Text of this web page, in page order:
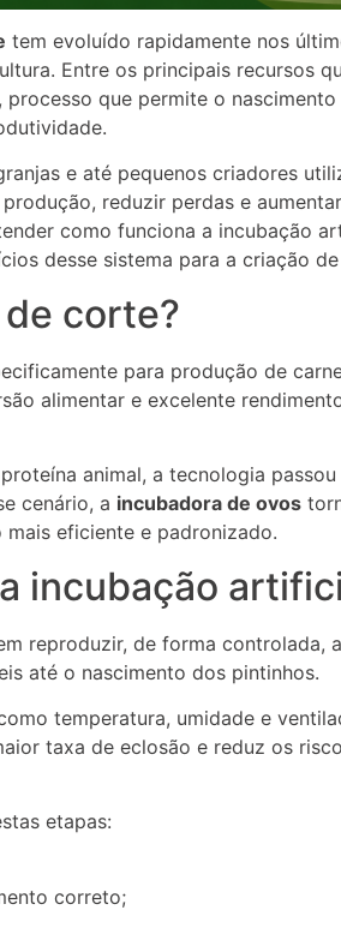
tem evoluído rapidamente nos
Entre os principais recursos
, processo que permite o
e até pequenos criadores
reduzir perdas e
como funciona a incubação
desse sistema para a criação de
corte?
para produção de
alimentar e excelente
animal, a tecnologia
cenário, a incubadora de ovos
eficiente e padronizado.
incubação
reproduzir, de forma controlada,
até o nascimento dos pintinhos.
temperatura, umidade e
taxa de eclosão e reduz os
etapas:
correto;